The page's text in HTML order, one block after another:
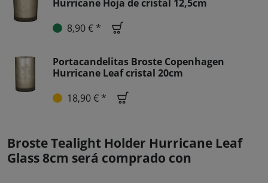
Hurricane Hoja de cristal 12,5cm
8,90 € *
Portacandelitas Broste Copenhagen
Hurricane Leaf cristal 20cm
18,90 € *
Broste Tealight Holder Hurricane Leaf
Glass 8cm será comprado con